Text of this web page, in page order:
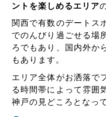
ントを楽しめるエリア
関西で有数のデートス
でのんびり過ごせる場
ろでもあり、国内外か
もあります。
エリア全体がお洒落で
る時間帯によって雰囲
神戸の見どころとなっ